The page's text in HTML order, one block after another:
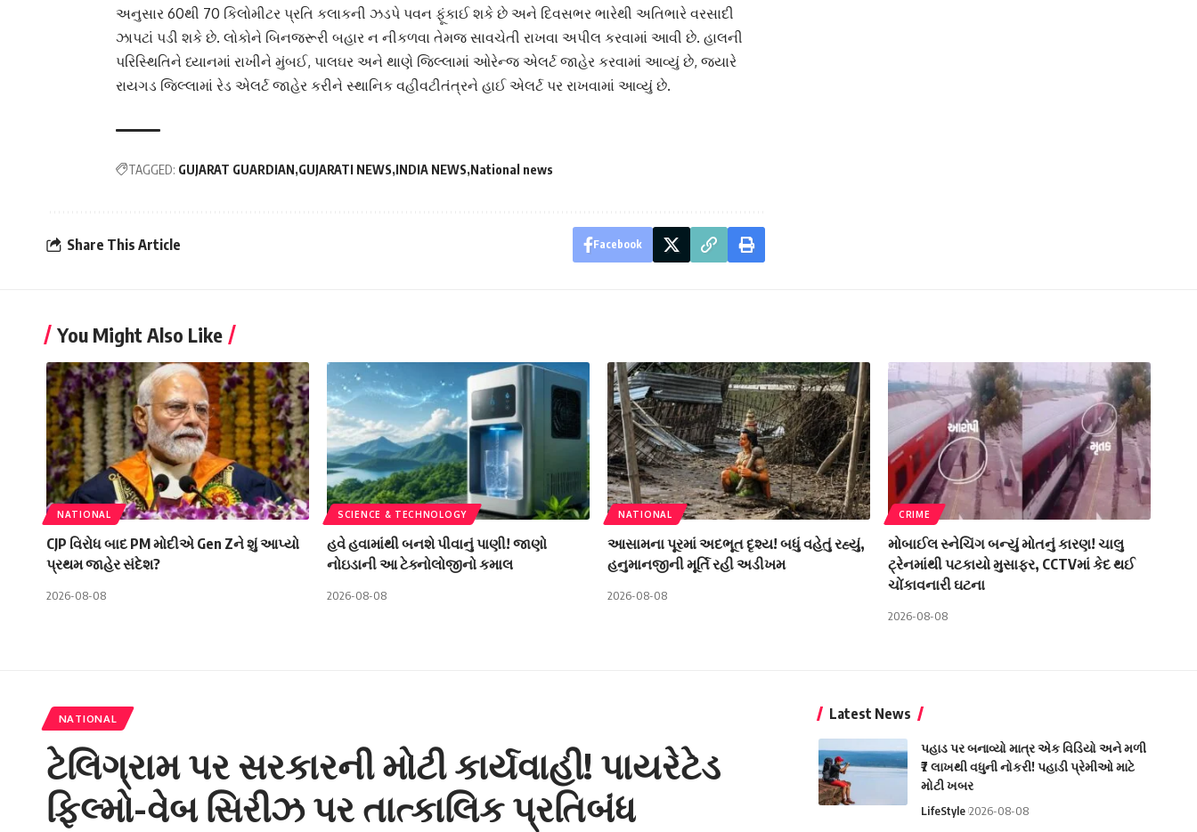
અનુસાર 60થી 70 કિલોમીટર પ્રતિ કલાકની ઝડપે પવન ફૂંકાઈ શકે છે અને દિવસભર ભારેથી અતિભારે વરસાદી
ઝાપટાં પડી શકે છે. લોકોને બિનજરૂરી બહાર ન નીકળવા તેમજ સાવચેતી રાખવા અપીલ કરવામાં આવી છે. હાલની
પરિસ્થિતિને ધ્યાનમાં રાખીને મુંબઈ, પાલઘર અને થાણે જિલ્લામાં ઓરેન્જ એલર્ટ જાહેર કરવામાં આવ્યું છે, જ્યારે
રાયગડ જિલ્લામાં રેડ એલર્ટ જાહેર કરીને સ્થાનિક વહીવટીતંત્રને હાઈ એલર્ટ પર રાખવામાં આવ્યું છે.
TAGGED: GUJARAT GUARDIAN GUJARATI NEWS INDIA NEWS National news
Share This Article Facebook
You Might Also Like
NATIONAL
CJP વિરોધ બાદ PM મોદીએ Gen Zને શું આપ્યો
પ્રથમ જાહેર સંદેશ?
2026-08-08
SCIENCE & TECHNOLOGY
હવે હવામાંથી બનશે પીવાનું પાણી! જાણો
નોઇડાની આ ટેક્નોલોજીનો કમાલ
2026-08-08
NATIONAL
આસામના પૂરમાં અદભૂત દૃશ્ય! બધું વહેતું રહ્યું,
હનુમાનજીની મૂર્તિ રહી અડીખમ
2026-08-08
CRIME
મોબાઈલ સ્નેચિંગ બન્યું મોતનું કારણ! ચાલુ
ટ્રેનમાંથી પટકાયો મુસાફર, CCTVમાં કેદ થઈ
ચોંકાવનારી ઘટના
2026-08-08
NATIONAL
ટેલિગ્રામ પર સરકારની મોટી કાર્યવાહી! પાયરેટેડ
ફિલ્મો-વેબ સિરીઝ પર તાત્કાલિક પ્રતિબંધ
Latest News
પહાડ પર બનાવ્યો માત્ર એક વિડિયો અને મળી
₹7 લાખથી વધુની નોકરી! પહાડી પ્રેમીઓ માટે
મોટી ખબર
LifeStyle 2026-08-08